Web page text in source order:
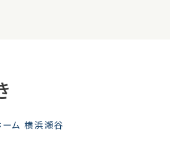
ム 横浜瀬谷